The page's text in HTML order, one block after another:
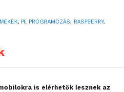
LIDAR szenzor révén
is irányíthatunk egy
típusú gyermek
segíthetnek egy későbbi
, PI , PROGRAMOZÁS, RASPBERRY,
mobilokra is elérhetők lesznek az